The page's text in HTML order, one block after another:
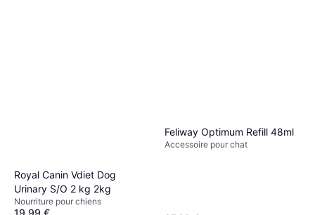
Royal Canin Vdiet Dog
Urinary S/O 2 kg 2kg
Nourriture pour chiens
Feliway Optimum Refill 48ml
Accessoire pour chat